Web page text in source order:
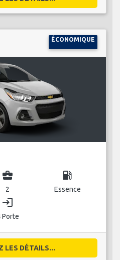
ÉCONOMIQUE
business_center
2
local_gas_station
Essence
login
Porte
LES DÉTAILS...